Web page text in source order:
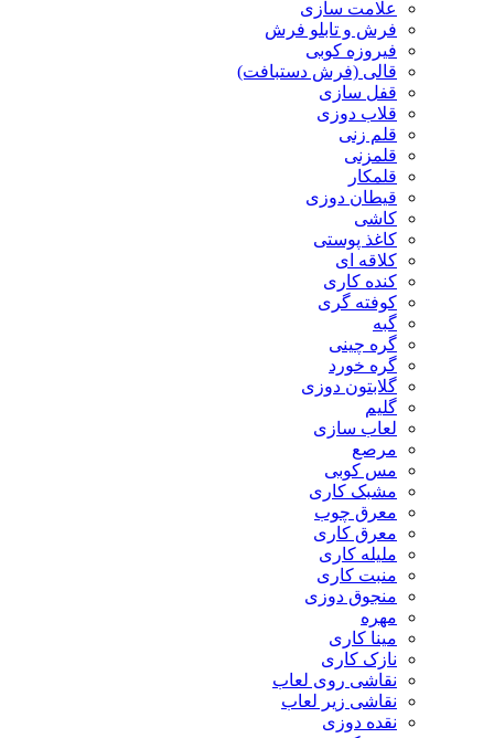
علامت سازی
فرش و تابلو فرش
فیروزه کوبی
قالی (فرش دستبافت)
قفل سازی
قلاب دوزی
قلم زنی
قلمزنی
قلمکار
قیطان دوزی
کاشی
کاغذ پوستی
کلاقه ای
کنده کاری
کوفته گری
گبه
گره چینی
گره خورد
گلابتون دوزی
گلیم
لعاب سازی
مرصع
مس کوبی
مشبک کاری
معرق چوب
معرق کاری
مليله کاری
منبت کاری
منجوق دوزی
مهره
مینا کاری
نازک کاری
نقاشی روی لعاب
نقاشی زیر لعاب
نقده دوزی